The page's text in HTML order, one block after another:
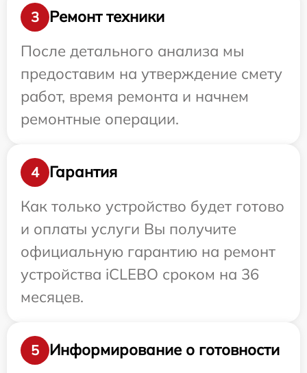
3
Ремонт техники
После детального анализа мы
предоставим на утверждение смету
работ, время ремонта и начнем
ремонтные операции.
4
Гарантия
Как только устройство будет готово
и оплаты услуги Вы получите
официальную гарантию на ремонт
устройства iCLEBO сроком на 36
месяцев.
5
Информирование о готовности